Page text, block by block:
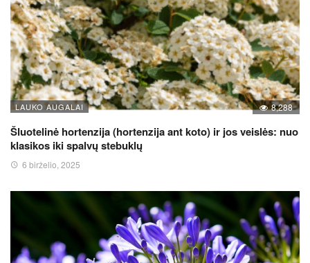
LAUKO AUGALAI 8,288
Šluotelinė hortenzija (hortenzija ant koto) ir jos veislės: nuo
klasikos iki spalvų stebuklų
6 birželio, 2025